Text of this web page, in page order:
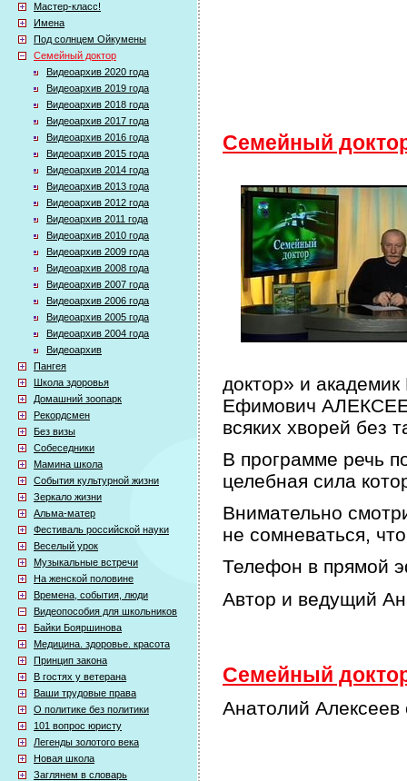
Мастер-класс!
Имена
Под солнцем Ойкумены
Семейный доктор
Видеоархив 2020 года
Видеоархив 2019 года
Видеоархив 2018 года
Видеоархив 2017 года
Видеоархив 2016 года
Видеоархив 2015 года
Видеоархив 2014 года
Видеоархив 2013 года
Видеоархив 2012 года
Видеоархив 2011 года
Видеоархив 2010 года
Видеоархив 2009 года
Видеоархив 2008 года
Видеоархив 2007 года
Видеоархив 2006 года
Видеоархив 2005 года
Видеоархив 2004 года
Видеоархив
Пангея
Школа здоровья
Домашний зоопарк
Рекордсмен
Без визы
Собеседники
Мамина школа
События культурной жизни
Зеркало жизни
Альма-матер
Фестиваль российской науки
Веселый урок
Музыкальные встречи
На женской половине
Времена, события, люди
Видеопособия для школьников
Байки Бояршинова
Медицина. здоровье. красота
Принцип закона
В гостях у ветерана
Ваши трудовые права
О политике без политики
101 вопрос юристу
Легенды золотого века
Новая школа
Заглянем в словарь
Семейный
доктор» и
Ефимович
всяких хворей без
В программе речь
целебная сила
Внимательно
не сомневаться,
Телефон в прямой
Автор и ведущий
Семейный
Анатолий Алексеев